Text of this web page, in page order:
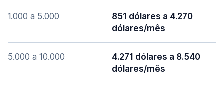
1.000 a 5.000
851 dólares a 4.270
dólares/mês
5.000 a 10.000
4.271 dólares a 8.540
dólares/mês